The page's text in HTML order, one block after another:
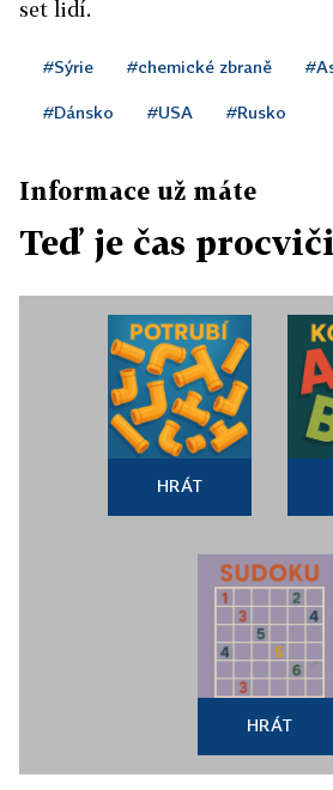
set lidí.
#Sýrie #chemické zbraně
#Dánsko #USA #Rusko
Informace už máte
Teď je čas
HRÁT
HRÁT